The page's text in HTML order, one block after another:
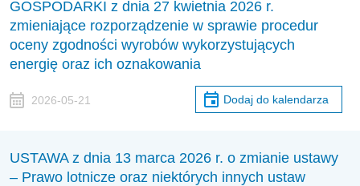
GOSPODARKI z dnia 27 kwietnia 2026 r.
zmieniające rozporządzenie w sprawie procedur
oceny zgodności wyrobów wykorzystujących
energię oraz ich oznakowania
2026-05-21 Dodaj do kalendarza
USTAWA z dnia 13 marca 2026 r. o zmianie ustawy
– Prawo lotnicze oraz niektórych innych ustaw